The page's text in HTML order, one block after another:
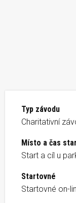
Typ závodu
Charitativní
Místo a čas
Start a cíl u
Startovné
Startovné on-